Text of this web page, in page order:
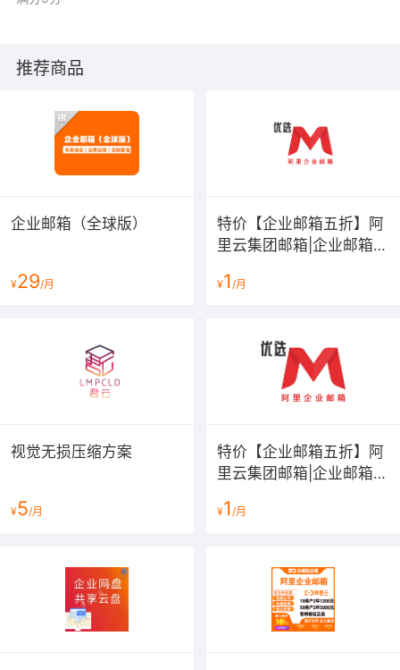
推荐商品
企业邮箱（全球版）
¥29/月
特价【企业邮箱五折】阿
里云集团邮箱|企业邮箱|
¥1 /月
视觉无损压缩方案
¥5/月
特价【企业邮箱五折】阿
里云集团邮箱|企业邮箱|
邮箱|阿里云邮箱|阿里邮
¥1/月